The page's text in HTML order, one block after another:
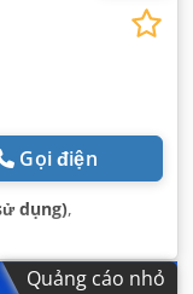
Gọi điện
dụng),
Quảng cáo nhỏ